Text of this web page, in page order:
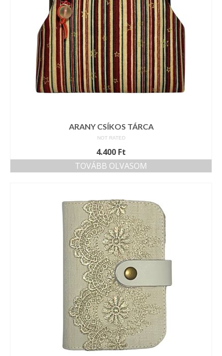
Zsebkendő tartók
Bankkártya tartók
Tolltartók
Mobiltelefon tartók
Vásárok, ahol velem is találkozhattál…
Alapanyagok, kellékek
A termékek tisztítása
Ellynor története
Adatkezelési tájékoztató
Általános Szerződési Feltételek
ARANY CSÍKOS TÁRCA
NOT RATED
4.400 Ft
TOVÁBB OLVASOM